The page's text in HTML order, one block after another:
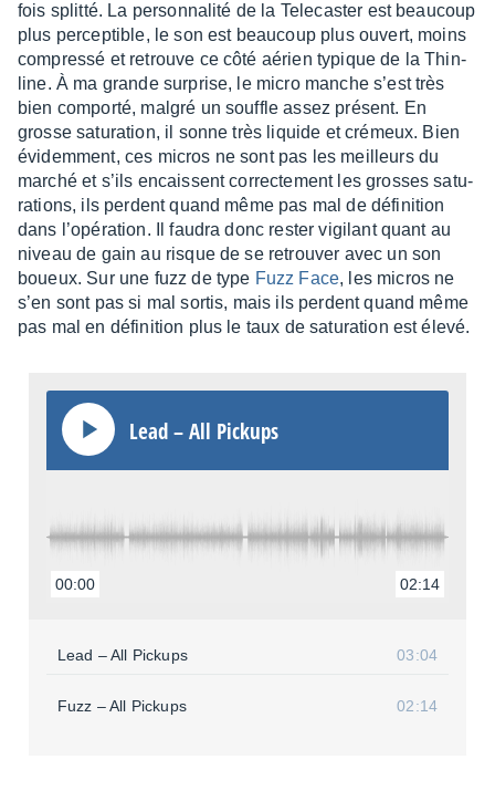
fois splitté. La person­na­lité de la Tele­cas­ter est beau­coup
plus percep­tible, le son est beau­coup plus ouvert, moins
compressé et retrouve ce côté aérien typique de la Thin­
line. À ma grande surprise, le micro manche s’est très
bien comporté, malgré un souffle assez présent. En
grosse satu­ra­tion, il sonne très liquide et crémeux. Bien
évidem­ment, ces micros ne sont pas les meilleurs du
marché et s’ils encaissent correc­te­ment les grosses satu­
ra­tions, ils perdent quand même pas mal de défi­ni­tion
dans l’opé­ra­tion. Il faudra donc rester vigi­lant quant au
niveau de gain au risque de se retrou­ver avec un son
boueux. Sur une fuzz de type Fuzz Face, les micros ne
s’en sont pas si mal sortis, mais ils perdent quand même
pas mal en défi­ni­tion plus le taux de satu­ra­tion est élevé.
Lead – All Pickups
00:00 02:14
Lead – All Pickups 03:04
Fuzz – All Pickups 02:14